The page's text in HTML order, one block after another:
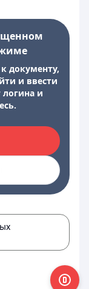
документу,
и ввести
логина и